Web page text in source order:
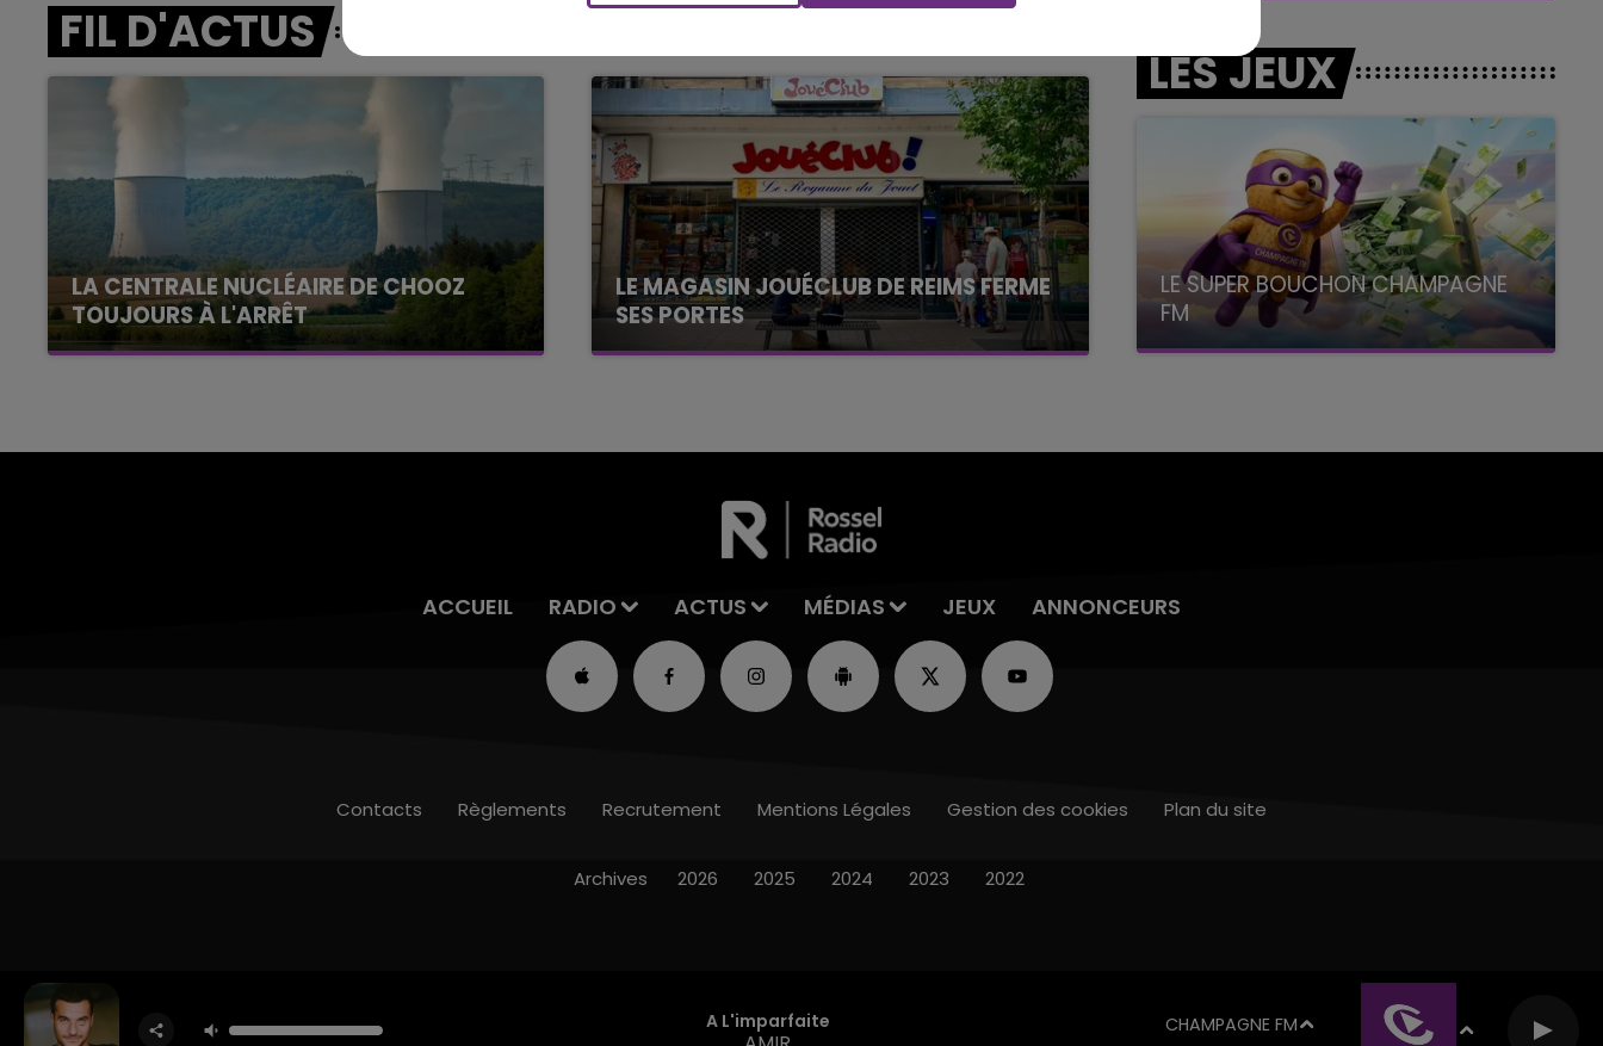
FIL D'ACTUS
LA CENTRALE NUCLÉAIRE DE CHOOZ
TOUJOURS À L'ARRÊT
Cela fait déjà une semaine que la centrale
LE MAGASIN JOUÉCLUB DE REIMS FERME
SES PORTES
C'était l'une des institutions du centre-ville
LES JEUX
LE SUPER BOUCHON CHAMPAGNE
FM
avec La Famille Champagne FM, à 8H10
ACCUEIL RADIO ACTUS MÉDIAS JEUX ANNONCEURS
A L'imparfaite CHAMPAGNE FM
Contacts Règlements Recrutement Mentions Légales Gestion des cookies Plan du site
Archives 2026 2025 2024 2023 2022